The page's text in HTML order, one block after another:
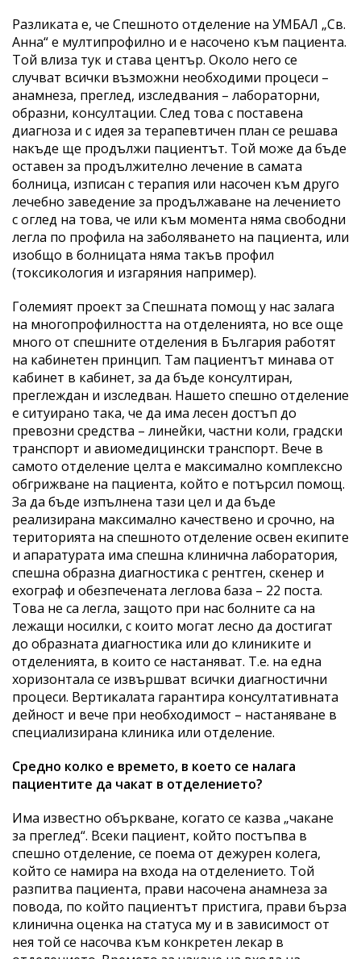
Разликата е, че Спешното отделение на УМБАЛ „Св.
Анна“ е мултипрофилно и е насочено към пациента.
Той влиза тук и става център. Около него се
случват всички възможни необходими процеси –
анамнеза, преглед, изследвания – лабораторни,
образни, консултации. След това с поставена
диагноза и с идея за терапевтичен план се решава
накъде ще продължи пациентът. Той може да бъде
оставен за продължително лечение в самата
болница, изписан с терапия или насочен към друго
лечебно заведение за продължаване на лечението
с оглед на това, че или към момента няма свободни
легла по профила на заболяването на пациента, или
изобщо в болницата няма такъв профил
(токсикология и изгаряния например).
Големият проект за Спешната помощ у нас залага
на многопрофилността на отделенията, но все още
много от спешните отделения в България работят
на кабинетен принцип. Там пациентът минава от
кабинет в кабинет, за да бъде консултиран,
преглеждан и изследван. Нашето спешно отделение
е ситуирано така, че да има лесен достъп до
превозни средства – линейки, частни коли, градски
транспорт и авиомедицински транспорт. Вече в
самото отделение целта е максимално комплексно
обгрижване на пациента, който е потърсил помощ.
За да бъде изпълнена тази цел и да бъде
реализирана максимално качествено и срочно, на
територията на спешното отделение освен екипите
и апаратурата има спешна клинична лаборатория,
спешна образна диагностика с рентген, скенер и
ехограф и обезпечената леглова база – 22 поста.
Това не са легла, защото при нас болните са на
лежащи носилки, с които могат лесно да достигат
до образната диагностика или до клиниките и
отделенията, в които се настаняват. Т.е. на една
хоризонтала се извършват всички диагностични
процеси. Вертикалата гарантира консултативната
дейност и вече при необходимост – настаняване в
специализирана клиника или отделение.
Средно колко е времето, в което се налага
пациентите да чакат в отделението?
Има известно объркване, когато се казва „чакане
за преглед“. Всеки пациент, който постъпва в
спешно отделение, се поема от дежурен колега,
който се намира на входа на отделението. Той
разпитва пациента, прави насочена анамнеза за
повода, по който пациентът пристига, прави бърза
клинична оценка на статуса му и в зависимост от
нея той се насочва към конкретен лекар в